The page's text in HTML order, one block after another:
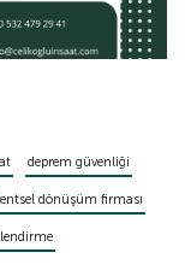
deprem güvenliği
dönüşüm firması